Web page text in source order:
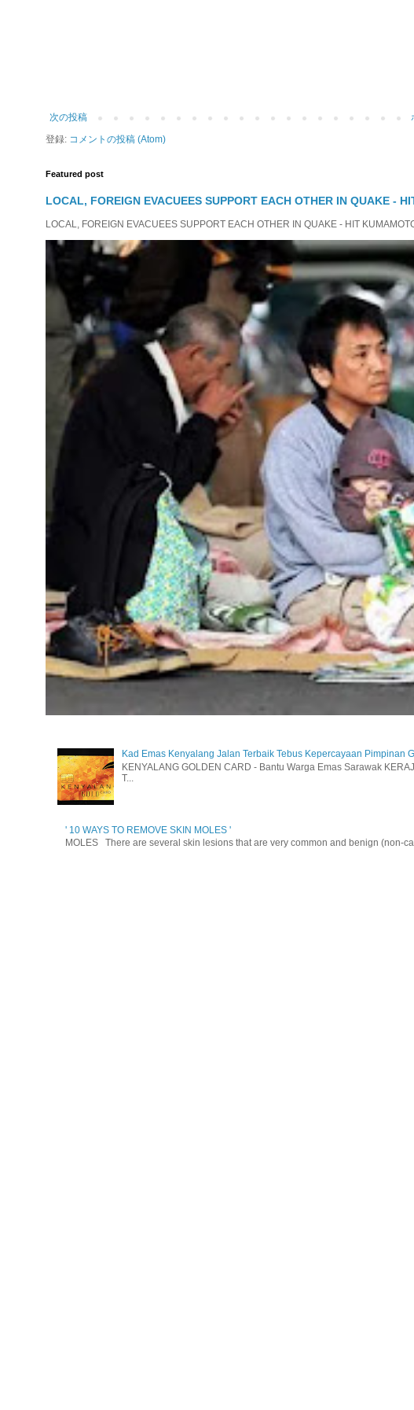
次の投稿
登録: コメントの投稿 (Atom)
Featured post
LOCAL, FOREIGN EVACUEES SUPPORT EACH OTHER IN QUAKE -
LOCAL, FOREIGN EVACUEES SUPPORT EACH OTHER IN QUAKE - HIT
Kad Emas Kenyalang Jalan Terbaik Tebus Kepercayaan Pimpinan
KENYALANG GOLDEN CARD - Bantu Warga Emas Sarawak
T...
' 10 WAYS TO REMOVE SKIN MOLES '
MOLES There are several skin lesions that are very common and benign (non-